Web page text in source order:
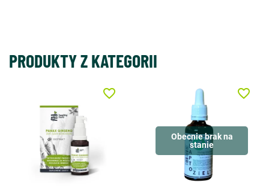
PRODUKTY Z KATEGORII
favorite_border
Obecnie brak na
stanie
favorite_border